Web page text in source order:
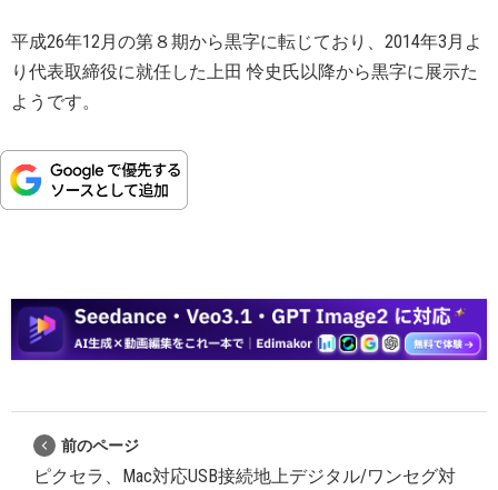
平成26年12月の第８期から黒字に転じており、2014年3月よ
り代表取締役に就任した上田 怜史氏以降から黒字に展示た
ようです。
前のページ
ピクセラ、Mac対応USB接続地上デジタル/ワンセグ対